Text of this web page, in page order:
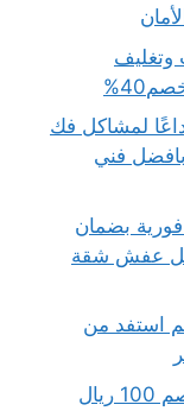
لمشاكل فك
اتصل بافضل فني
بضمان
خصم لنقل عفش شقة
بـ20%خصم استفد من
لوري جامبو نقل عفش بالرياض مع خصم 100 ريال